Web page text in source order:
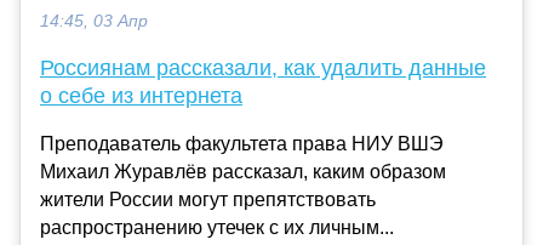
14:45, 03 Апр
Россиянам рассказали, как удалить данные
о себе из интернета
Преподаватель факультета права НИУ ВШЭ
Михаил Журавлёв рассказал, каким образом
жители России могут препятствовать
распространению утечек с их личным...